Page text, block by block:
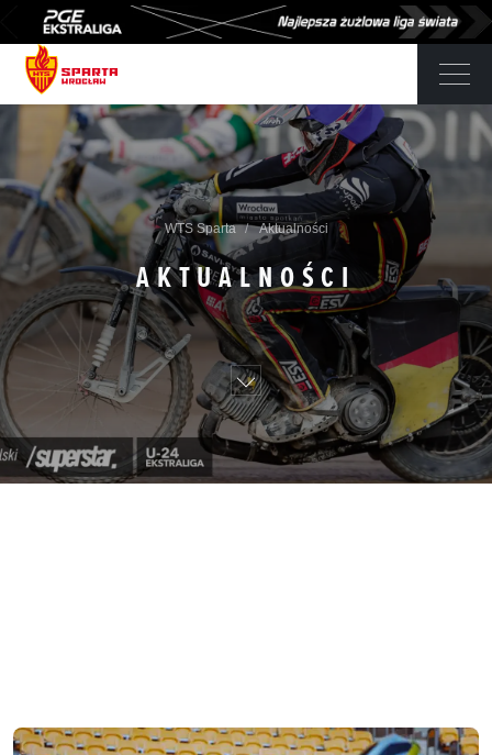
WTS Sparta Aktualności
AKTUALNOŚCI